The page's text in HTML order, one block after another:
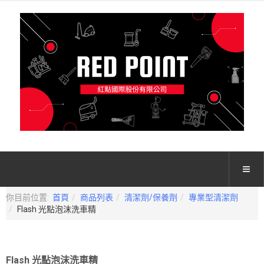
你目前位置: 首頁 商品列表 清潔劑/保養劑
專業型清潔劑
Flash 光點泡沫洗車精
Flash 光點泡沫洗車精